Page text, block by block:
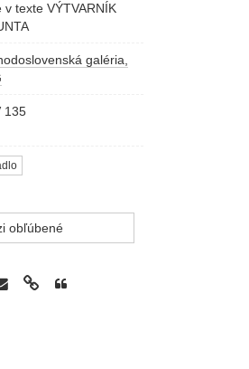
v texte VÝTVARNÍK
galéria,
135
obľúbené